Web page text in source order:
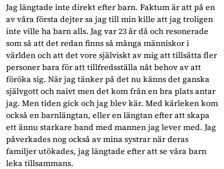
of
1
minute,
18
seconds
Jag längtade inte direkt efter barn. Faktum är att på en
av våra första dejter sa jag till min kille att jag troligen
inte ville ha barn alls. Jag var 23 år då och resonerade
som så att det redan finns så många människor i
världen och att det vore själviskt av mig att tillsätta fler
personer bara för att tillfredsställa nåt behov av att
föröka sig. När jag tänker på det nu känns det ganska
självgott och naivt men det kom från en bra plats antar
jag. Men tiden gick och jag blev kär. Med kärleken kom
också en barnlängtan, eller en längtan efter att skapa
ett ännu starkare band med mannen jag lever med. Jag
påverkades nog också av mina systrar när deras
familjer utökades, jag längtade efter att se våra barn
leka tillsammans.